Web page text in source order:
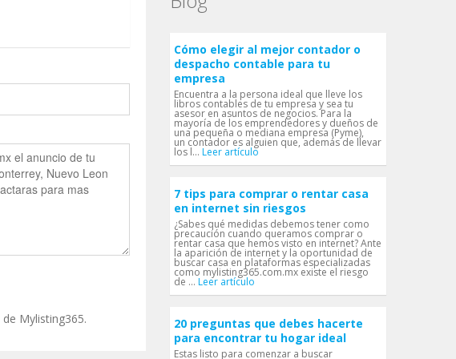
de Mylisting365.
Cómo elegir al mejor contador o
despacho contable para tu
empresa
Encuentra a la persona ideal que lleve los
libros contables de tu empresa y sea tu
asesor en asuntos de negocios. Para la
mayoría de los emprendedores y dueños de
una pequeña o mediana empresa (Pyme),
un contador es alguien que, además de llevar
los l... Leer artículo
7 tips para comprar o rentar casa
en internet sin riesgos
¿Sabes qué medidas debemos tener como
precaución cuando queramos comprar o
rentar casa que hemos visto en internet? Ante
la aparición de internet y la oportunidad de
buscar casa en plataformas especializadas
como mylisting365.com.mx existe el riesgo
de ... Leer artículo
20 preguntas que debes hacerte
para encontrar tu hogar ideal
Estas listo para comenzar a buscar